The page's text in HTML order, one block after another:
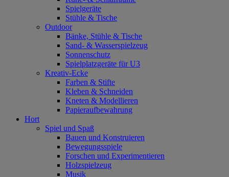
Spielgeräte
Stühle & Tische
Outdoor
Bänke, Stühle & Tische
Sand- & Wasserspielzeug
Sonnenschutz
Spielplatzgeräte für U3
Kreativ-Ecke
Farben & Stifte
Kleben & Schneiden
Kneten & Modellieren
Papieraufbewahrung
Hort
Spiel und Spaß
Bauen und Konstruieren
Bewegungsspiele
Forschen und Experimentieren
Holzspielzeug
Musik